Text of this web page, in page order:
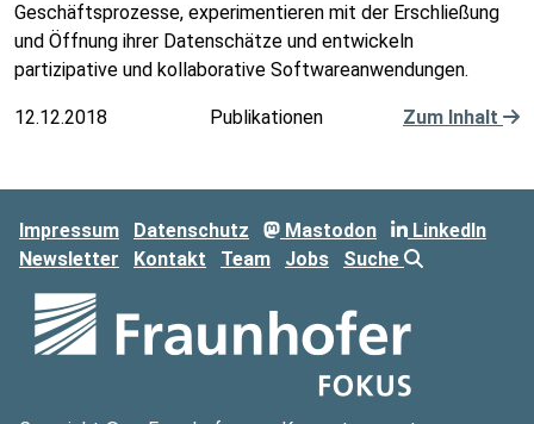
Geschäftsprozesse, experimentieren mit der Erschließung
und Öffnung ihrer Datenschätze und entwickeln
partizipative und kollaborative Softwareanwendungen.
12.12.2018 Publikationen Zum Inhalt
Impressum Datenschutz Mastodon
LinkedIn
Newsletter
Kontakt Team Jobs Suche